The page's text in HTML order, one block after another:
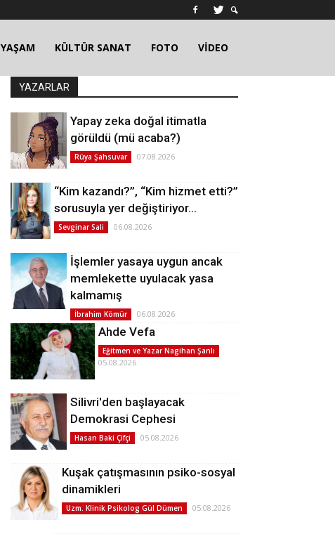
YAŞAM KÜLTÜR SANAT FOTO VİDEO
YAZARLAR
Yapay zeka doğal itimatla
görüldü (mü acaba?)
Rüya Şahsuvar 07.08.2026
“Kim kazandı?”, “Kim hizmet etti?”
sorusuyla yer değiştiriyor…
Sevginar Sali 06.08.2026
İşlemler yasaya uygun ancak
memlekette uyulacak yasa
kalmamış
İbrahim Kömür 06.08.2026
Ahde Vefa
Eğitmen ve Yazar Nagihan Şanlı
05.08.2026
Silivri'den başlayacak
Demokrasi Cephesi
Hasan Baki Çifçi 05.08.2026
Kuşak çatışmasının psiko-sosyal
dinamikleri
Uzm. Klinik Psikolog Gül Dümen 05.08.2026